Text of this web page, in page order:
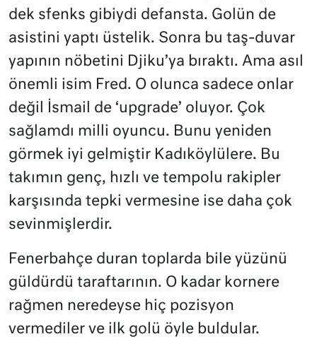
dek sfenks gibiydi defansta. Golün de
asistini yaptı üstelik. Sonra bu taş-duvar
yapının nöbetini Djiku’ya bıraktı. Ama asıl
önemli isim Fred. O olunca sadece onlar
değil İsmail de ‘upgrade’ oluyor. Çok
sağlamdı milli oyuncu. Bunu yeniden
görmek iyi gelmiştir Kadıköylülere. Bu
takımın genç, hızlı ve tempolu rakipler
karşısında tepki vermesine ise daha çok
sevinmişlerdir.
Fenerbahçe duran toplarda bile yüzünü
güldürdü taraftarının. O kadar kornere
rağmen neredeyse hiç pozisyon
vermediler ve ilk golü öyle buldular.